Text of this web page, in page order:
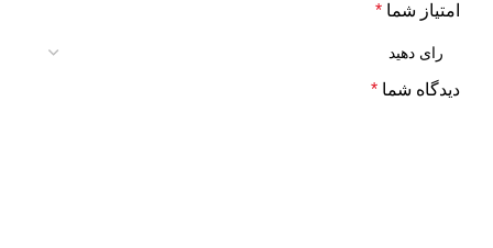
امتیاز شما *
دیدگاه شما *